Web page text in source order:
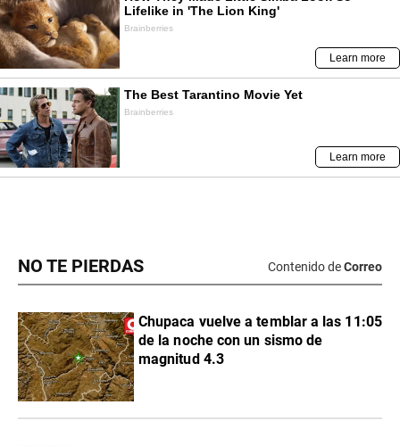
NO TE PIERDAS Contenido deCorreo
Chupaca vuelve a temblar a las 11:05
de la noche con un sismo de
magnitud 4.3